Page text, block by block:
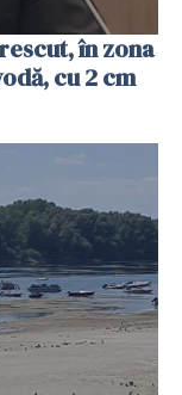
în zona
cu 2 cm